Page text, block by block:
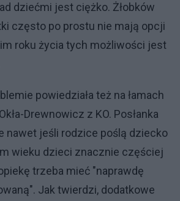
dziećmi jest ciężko. Żłobków
często po prostu nie mają opcji
roku życia tych możliwości jest
powiedziała też na łamach
Drewnowicz z KO. Posłanka
nawet jeśli rodzice poślą dziecko
wieku dzieci znacznie częściej
trzeba mieć "naprawdę
Jak twierdzi, dodatkowe